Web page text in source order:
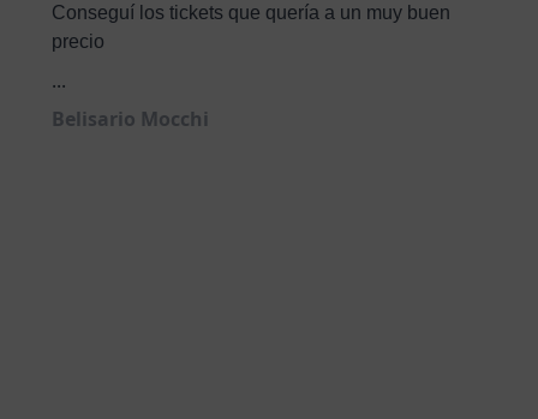
Conseguí los tickets que quería a un muy buen
precio
...
Belisario Mocchi